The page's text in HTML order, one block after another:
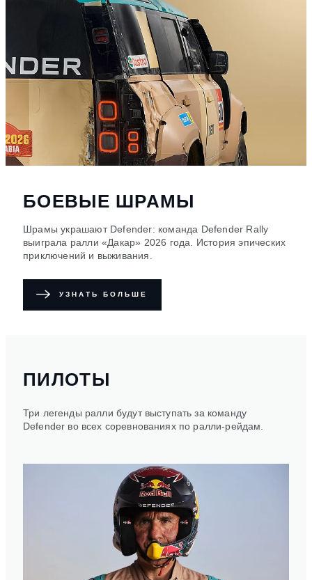
БОЕВЫЕ ШРАМЫ
Шрамы украшают Defender: команда Defender Rally
выиграла ралли «Дакар» 2026 года. История эпических
приключений и выживания.
УЗНАТЬ БОЛЬШЕ
ПИЛОТЫ
Три легенды ралли будут выступать за команду
Defender во всех соревнованиях по ралли-рейдам.